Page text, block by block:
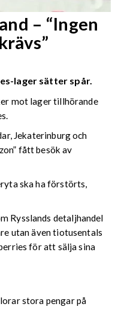
– “Ingen
lager sätter spår.
mot lager tillhörande
Jekaterinburg och
fått besök av
ska ha förstörts,
Rysslands detaljhandel
utan även tiotusentals
för att sälja sina
stora pengar på